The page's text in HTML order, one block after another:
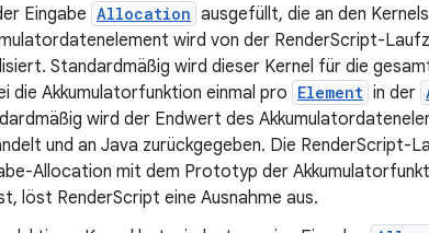
Eingabe Allocation ausgefüllt, die an den
wird von der RenderScript-
Standardmäßig wird dieser Kernel für die
die Akkumulatorfunktion einmal pro Element in der
wird der Endwert des
und an Java zurückgegeben. Die RenderScript-
Allocation mit dem Prototyp der
löst RenderScript eine Ausnahme aus.